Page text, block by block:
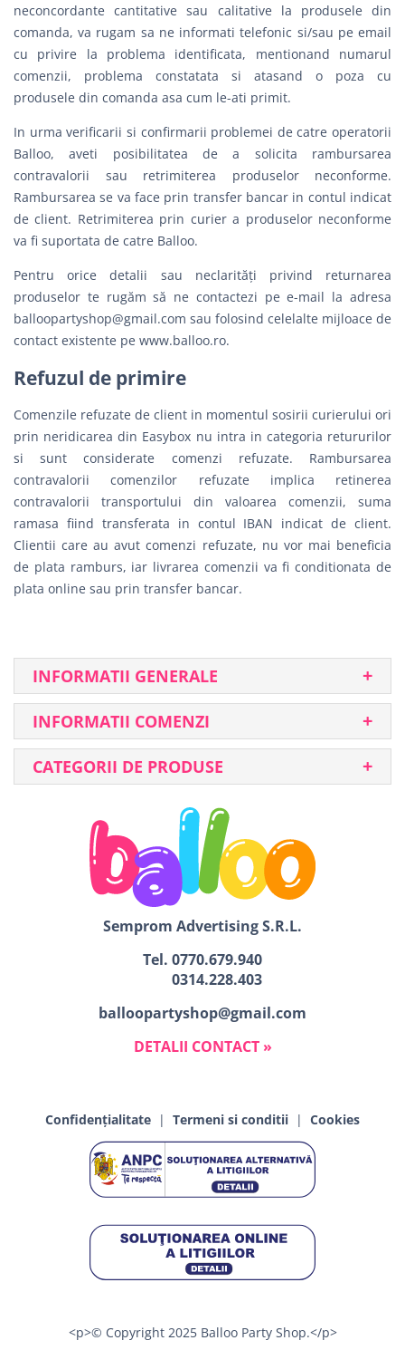
neconcordante cantitative sau calitative la produsele din
comanda, va rugam sa ne informati telefonic si/sau pe email
cu privire la problema identificata, mentionand numarul
comenzii, problema constatata si atasand o poza cu
produsele din comanda asa cum le-ati primit.
In urma verificarii si confirmarii problemei de catre operatorii
Balloo, aveti posibilitatea de a solicita rambursarea
contravalorii sau retrimiterea produselor neconforme.
Rambursarea se va face prin transfer bancar in contul indicat
de client. Retrimiterea prin curier a produselor neconforme
va fi suportata de catre Balloo.
Pentru orice detalii sau neclarităţi privind returnarea
produselor te rugăm să ne contactezi pe e-mail la adresa
balloopartyshop@gmail.com sau folosind celelalte mijloace de
contact existente pe www.balloo.ro.
Refuzul de primire
Comenzile refuzate de client in momentul sosirii curierului ori
prin neridicarea din Easybox nu intra in categoria retururilor
si sunt considerate comenzi refuzate. Rambursarea
contravalorii comenzilor refuzate implica retinerea
contravalorii transportului din valoarea comenzii, suma
ramasa fiind transferata in contul IBAN indicat de client.
Clientii care au avut comenzi refuzate, nu vor mai beneficia
de plata ramburs, iar livrarea comenzii va fi conditionata de
plata online sau prin transfer bancar.
INFORMATII GENERALE
INFORMATII COMENZI
CATEGORII DE PRODUSE
Semprom Advertising S.R.L.
Tel. 0770.679.940
0314.228.403
balloopartyshop@gmail.com
DETALII CONTACT »
Confidențialitate | Termeni si conditii | Cookies
<p>© Copyright 2025 Balloo Party Shop.</p>